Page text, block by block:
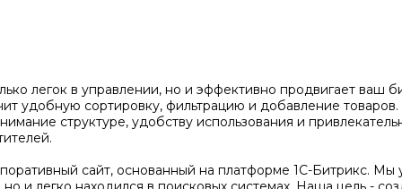
легок в управлении, но и эффективно продвигает ваш
удобную сортировку, фильтрацию и добавление
структуре, удобству использования и
сайт, основанный на платформе 1С-Битрикс. Мы